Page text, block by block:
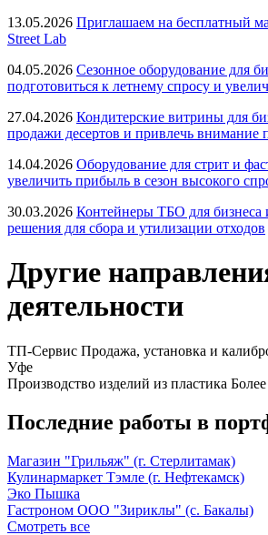
13.05.2026 Приглашаем на бесплатный
Street Lab
04.05.2026 Сезонное оборудование для
подготовиться к летнему спросу и
27.04.2026 Кондитерские витрины для
продажи десертов и привлечь внимание
14.04.2026 Оборудование для стрит и
увеличить прибыль в сезон высокого
30.03.2026 Контейнеры ТБО для
решения для сбора и утилизации отходов
Другие
деятельности
ТП-Сервис Продажа, установка и
Уфе
Производство изделий из пластика
Последние работы в
Магазин "Грильяж" (г. Стерлитамак)
Кулинармаркет Тэмле (г. Нефтекамск)
Эко Пышка
Гастроном ООО "Зириклы" (с. Бакалы)
Смотреть все